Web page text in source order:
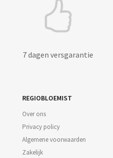
7 dagen versgarantie
REGIOBLOEMIST
Over ons
Privacy policy
Algemene voorwaarden
Zakelijk